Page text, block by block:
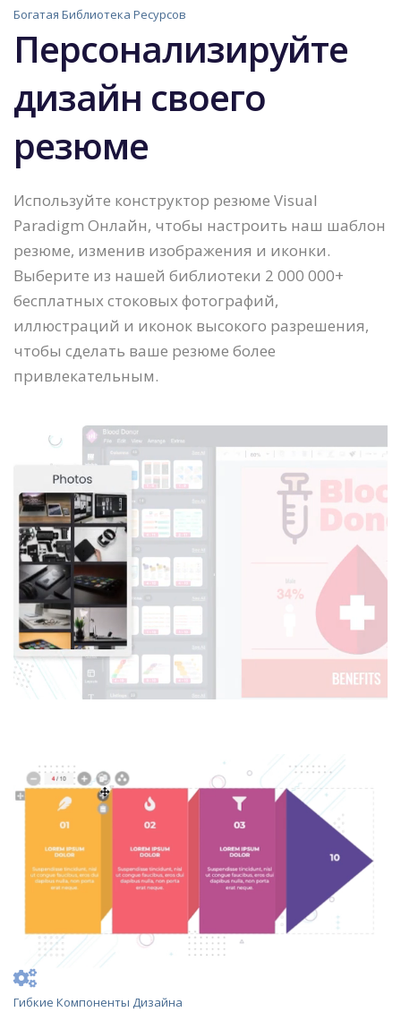
Богатая Библиотека Ресурсов
Персонализируйте
дизайн своего
резюме
Используйте конструктор резюме Visual
Paradigm Онлайн, чтобы настроить наш шаблон
резюме, изменив изображения и иконки.
Выберите из нашей библиотеки 2 000 000+
бесплатных стоковых фотографий,
иллюстраций и иконок высокого разрешения,
чтобы сделать ваше резюме более
привлекательным.
Гибкие Компоненты Дизайна